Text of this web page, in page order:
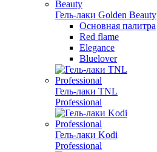
Гель-лаки Golden Beauty
Основная палитра
Red flame
Elegance
Bluelover
Гель-лаки TNL
Professional
Гель-лаки Kodi
Professional